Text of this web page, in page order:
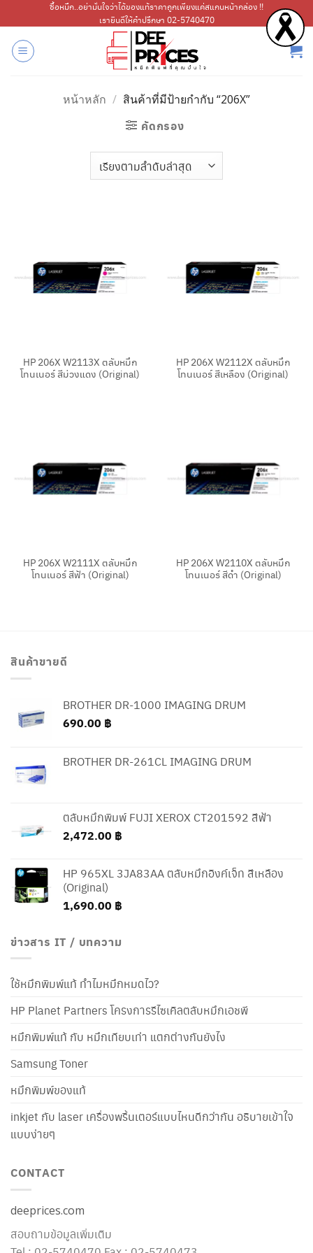
ไป
เนื้อหา
ซื้อหมึก..อย่ามั่นใจว่าได้ของแท้ราคาถูกเพียงแค่สแกนหน้ากล่อง !!
เรายินดีให้คำปรึกษา 02-5740470
หน้าหลัก / สินค้าที่มีป้ายกำกับ “206X”
คัดกรอง
HP 206X W2113X ตลับหมึก
โทนเนอร์ สีม่วงแดง (Original)
HP 206X W2112X ตลับหมึก
โทนเนอร์ สีเหลือง (Original)
HP 206X W2111X ตลับหมึก
โทนเนอร์ สีฟ้า (Original)
HP 206X W2110X ตลับหมึก
โทนเนอร์ สีดำ (Original)
สินค้าขายดี
BROTHER DR-1000 IMAGING DRUM
690.00 ฿
BROTHER DR-261CL IMAGING DRUM
ตลับหมึกพิมพ์ FUJI XEROX CT201592 สีฟ้า
2,472.00 ฿
HP 965XL 3JA83AA ตลับหมึกอิงค์เจ็ท สีเหลือง
(Original)
1,690.00 ฿
ข่าวสาร IT / บทความ
ใช้หมึกพิมพ์แท้ ทำไมหมึกหมดไว?
HP Planet Partners โครงการรีไซเคิลตลับหมึกเอชพี
หมึกพิมพ์แท้ กับ หมึกเทียบเท่า แตกต่างกันยังไง
Samsung Toner
หมึกพิมพ์ของแท้
inkjet กับ laser เครื่องพริ้นเตอร์แบบไหนดีกว่ากัน อธิบายเข้าใจ
แบบง่ายๆ
CONTACT
deeprices.com
สอบถามข้อมูลเพิ่มเติม